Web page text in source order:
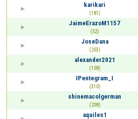
karikari
(181)
JaimeErazoM1157
(52)
JoseDana
(253)
alexander2021
(108)
IPentegram_I
(310)
shinemacolgerman
(208)
aquiles1